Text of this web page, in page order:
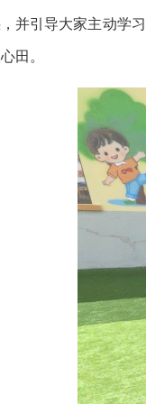
并引导大家主动学
田。